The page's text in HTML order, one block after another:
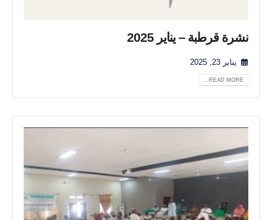
نشرة قرطبة – يناير 2025
يناير 23, 2025
READ MORE...